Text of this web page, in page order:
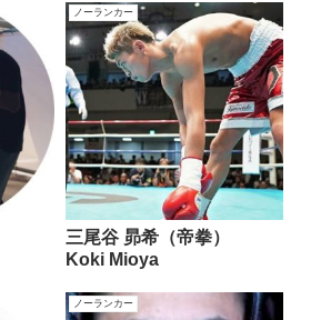
ノーランカー
三尾谷 昴希（帝拳）
Koki Mioya
ノーランカー